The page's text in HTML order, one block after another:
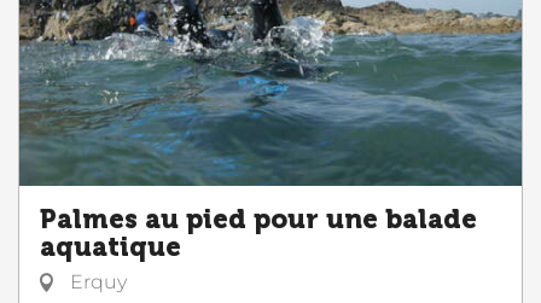
Palmes au pied pour une balade
aquatique
Erquy